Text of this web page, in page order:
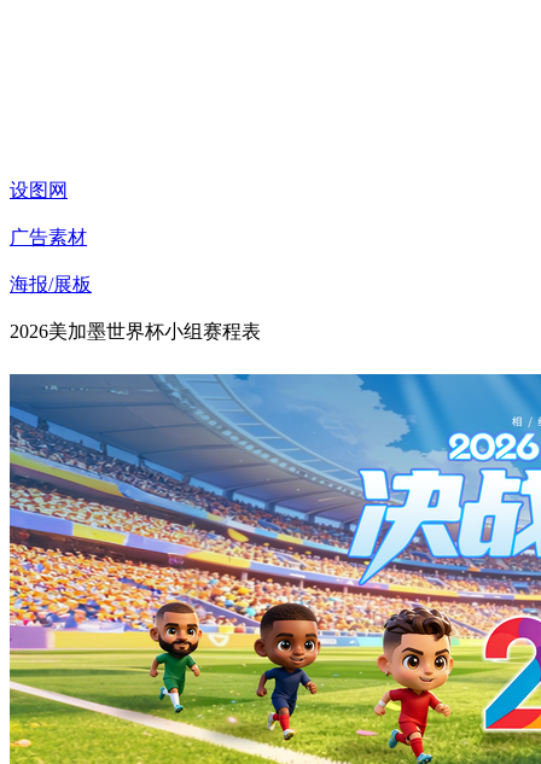
设图网
广告素材
海报/展板
2026美加墨世界杯小组赛程表